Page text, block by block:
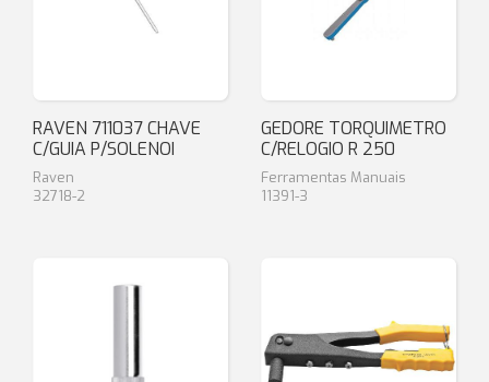
RAVEN 711037 CHAVE
C/GUIA P/SOLENOI
Raven
32718-2
GEDORE TORQUIMETRO
C/RELOGIO R 250
Ferramentas Manuais
11391-3